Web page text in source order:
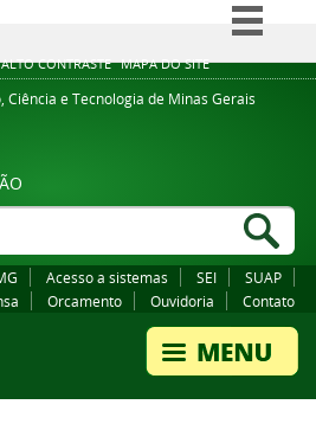
ALTO CONTRASTE MAPA DO SITE
Simplifique!
Comunica BR
Legislação
Ciência e Tecnologia de Minas Gerais
Acesso a sistemas SEI
SUAP
Orcamento Ouvidoria Contato